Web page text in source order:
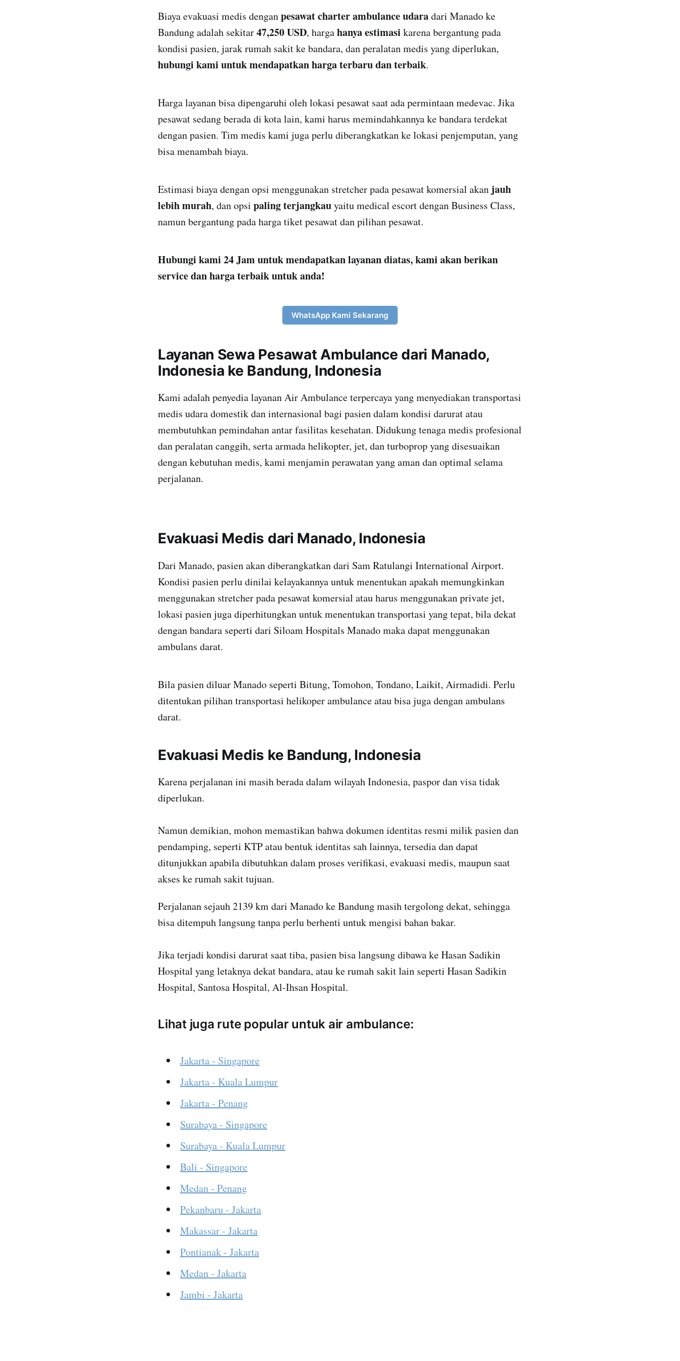
Biaya evakuasi medis denganpesawat charter ambulance udaradari Manado ke
Bandung adalah sekitar47,250 USD, hargahanya estimasi karena bergantung pada
kondisi pasien, jarak rumah sakit ke bandara, dan peralatan medis yang diperlukan,
hubungi kami untuk mendapatkan harga terbaru dan terbaik.
Harga layanan bisa dipengaruhi oleh lokasi pesawat saat ada permintaan medevac. Jika
pesawat sedang berada di kota lain, kami harus memindahkannya ke bandara terdekat
dengan pasien. Tim medis kami juga perlu diberangkatkan ke lokasi penjemputan, yang
bisa menambah biaya.
Estimasi biaya dengan opsi menggunakan stretcher pada pesawat komersial akan jauh
lebih murah, dan opsi paling terjangkauyaitu medical escort dengan Business Class,
namun bergantung pada harga tiket pesawat dan pilihan pesawat.
Hubungi kami 24 Jam untuk mendapatkan layanan diatas, kami akan berikan
service dan harga terbaik untuk anda!
WhatsApp Kami Sekarang
Layanan Sewa Pesawat Ambulance dari Manado,
Indonesia ke Bandung, Indonesia
Kami adalah penyedia layanan Air Ambulance terpercaya yang menyediakan transportasi
medis udara domestik dan internasional bagi pasien dalam kondisi darurat atau
membutuhkan pemindahan antar fasilitas kesehatan. Didukung tenaga medis profesional
dan peralatan canggih, serta armada helikopter, jet, dan turboprop yang disesuaikan
dengan kebutuhan medis, kami menjamin perawatan yang aman dan optimal selama
perjalanan.
Evakuasi Medis dari Manado, Indonesia
Dari Manado, pasien akan diberangkatkan dari Sam Ratulangi International Airport.
Kondisi pasien perlu dinilai kelayakannya untuk menentukan apakah memungkinkan
menggunakan stretcher pada pesawat komersial atau harus menggunakan private jet,
lokasi pasien juga diperhitungkan untuk menentukan transportasi yang tepat, bila dekat
dengan bandara seperti dari Siloam Hospitals Manado maka dapat menggunakan
ambulans darat.
Bila pasien diluar Manado seperti Bitung, Tomohon, Tondano, Laikit, Airmadidi. Perlu
ditentukan pilihan transportasi helikoper ambulance atau bisa juga dengan ambulans
darat.
Evakuasi Medis ke Bandung, Indonesia
Karena perjalanan ini masih berada dalam wilayah Indonesia, paspor dan visa tidak
diperlukan.
Namun demikian, mohon memastikan bahwa dokumen identitas resmi milik pasien dan
pendamping, seperti KTP atau bentuk identitas sah lainnya, tersedia dan dapat
ditunjukkan apabila dibutuhkan dalam proses verifikasi, evakuasi medis, maupun saat
akses ke rumah sakit tujuan.
Perjalanan sejauh 2139 km dari Manado ke Bandung masih tergolong dekat, sehingga
bisa ditempuh langsung tanpa perlu berhenti untuk mengisi bahan bakar.
Jika terjadi kondisi darurat saat tiba, pasien bisa langsung dibawa ke Hasan Sadikin
Hospital yang letaknya dekat bandara, atau ke rumah sakit lain seperti Hasan Sadikin
Hospital, Santosa Hospital, Al-Ihsan Hospital.
Lihat juga rute popular untuk air ambulance:
Jakarta - Singapore
Jakarta - Kuala Lumpur
Jakarta - Penang
Surabaya - Singapore
Surabaya - Kuala Lumpur
Bali - Singapore
Medan - Penang
Pekanbaru - Jakarta
Makassar - Jakarta
Pontianak - Jakarta
Medan - Jakarta
Jambi - Jakarta